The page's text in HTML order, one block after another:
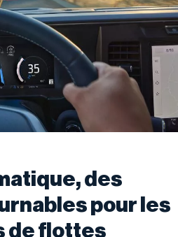
des
pour les
de flottes